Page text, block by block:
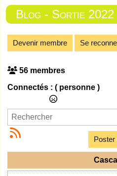
Blog - Sortie 2022
Devenir membre Se
56 membres
Connectés : ( personne )
Poster